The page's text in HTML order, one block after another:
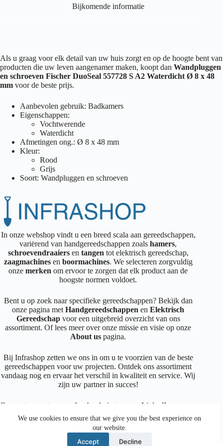
We use cookies to ensure that we give you the best experience on
our website.
Accept Decline
Bijkomende informatie
Als u graag voor elk detail van uw huis zorgt en op de hoogte bent van
producten die uw leven aangenamer maken, koopt dan Wandpluggen
en schroeven Fischer DuoSeal 557728 S A2 Waterdicht Ø 8 x 48
mm voor de beste prijs.
Aanbevolen gebruik: Badkamers
Eigenschappen:
Vochtwerende
Waterdicht
Afmetingen ong.: Ø 8 x 48 mm
Kleur:
Rood
Grijs
Soort: Wandpluggen en schroeven
In onze webshop vindt u een breed scala aan gereedschappen,
variërend van handgereedschappen zoalshamers,
schroevendraaiersen tangen tot elektrisch gereedschap,
zaagmachines en boormachines. We selecteren zorgvuldig
onzemerkenom ervoor te zorgen dat elk product aan de
hoogste normen voldoet.
Bent u op zoek naar specifieke gereedschappen? Bekijk dan
onze pagina metHandgereedschappen enElektrisch
Gereedschapvoor een uitgebreid overzicht van ons
assortiment. Of lees meer over onze missie en visie op onze
About us pagina.
Bij Infrashop zetten we ons in om u te voorzien van de beste
gereedschappen voor uw projecten. Ontdek ons assortiment
vandaag nog en ervaar het verschil in kwaliteit en service. Wij
zijn uw partner in succes!
Connecteer met ons op facebook instagram LinkedIn
Facebook
Instagram
LinkedIn